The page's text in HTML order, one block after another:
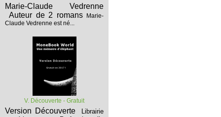
Marie-Claude Vedrenne
Auteur de 2 romans
Marie-
Claude Vedrenne est né...
V. Découverte - Gratuit
Version Découverte
Librairie